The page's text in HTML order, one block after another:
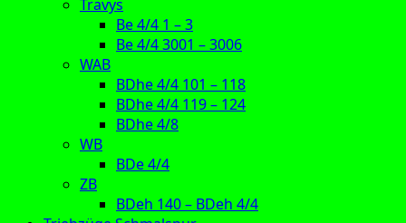
Travys
Be 4/4 1 – 3
Be 4/4 3001 – 3006
WAB
BDhe 4/4 101 – 118
BDhe 4/4 119 – 124
BDhe 4/8
WB
BDe 4/4
ZB
BDeh 140 – BDeh 4/4